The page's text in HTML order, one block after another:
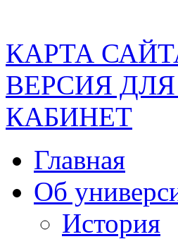
КАРТА
ВЕРСИЯ
КАБИНЕТ
Главная
Об
История